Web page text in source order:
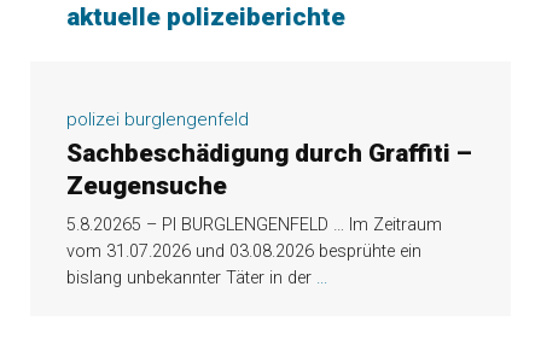
aktuelle polizeiberichte
polizei burglengenfeld
Sachbeschädigung durch Graffiti –
Zeugensuche
5.8.20265 – PI BURGLENGENFELD … Im Zeitraum
vom 31.07.2026 und 03.08.2026 besprühte ein
bislang unbekannter Täter in der ...